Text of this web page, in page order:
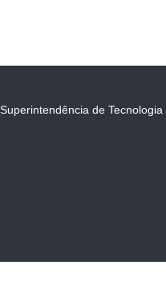
Superintendência de